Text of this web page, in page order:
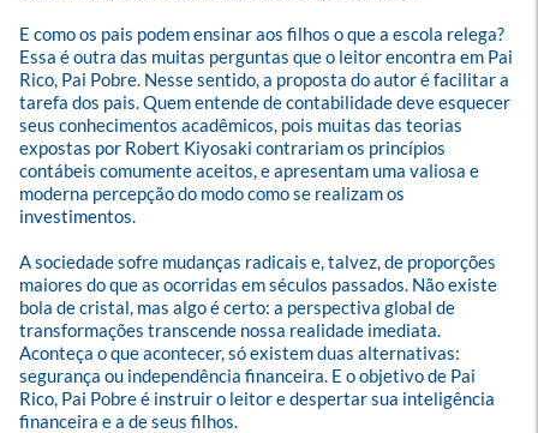
E como os pais podem ensinar aos filhos o que a escola relega?
Essa é outra das muitas perguntas que o leitor encontra em Pai
Rico, Pai Pobre. Nesse sentido, a proposta do autor é facilitar a
tarefa dos pais. Quem entende de contabilidade deve esquecer
seus conhecimentos acadêmicos, pois muitas das teorias
expostas por Robert Kiyosaki contrariam os princípios
contábeis comumente aceitos, e apresentam uma valiosa e
moderna percepção do modo como se realizam os
investimentos.
A sociedade sofre mudanças radicais e, talvez, de proporções
maiores do que as ocorridas em séculos passados. Não existe
bola de cristal, mas algo é certo: a perspectiva global de
transformações transcende nossa realidade imediata.
Aconteça o que acontecer, só existem duas alternativas:
segurança ou independência financeira. E o objetivo de Pai
Rico, Pai Pobre é instruir o leitor e despertar sua inteligência
financeira e a de seus filhos.